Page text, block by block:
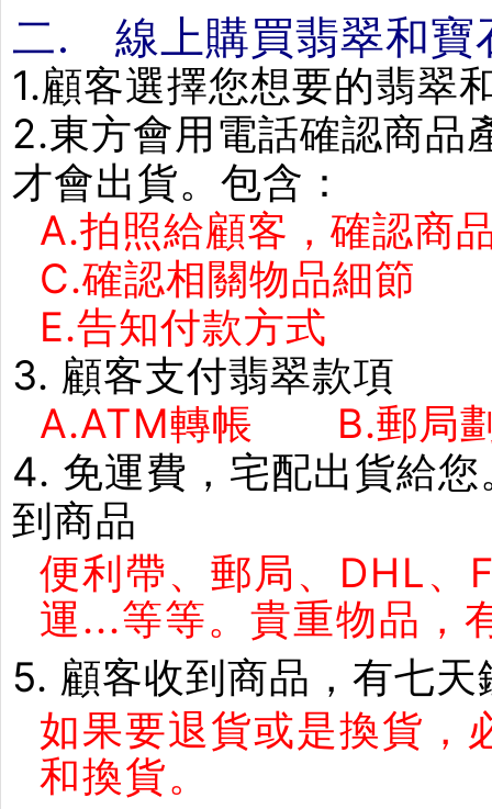
二. 線上購買翡翠和寶
1.顧客選擇您想要的翡翠
2.東方會用電話確認商品
才會出貨。包含：
A.拍照給顧客，確認商
C.確認相關物品細
E.告知付款方式 F.
3. 顧客支付翡翠款項
A.ATM轉帳 B.郵局劃
4. 免運費，宅配出貨給
到商品
便利帶、郵局、DHL、
運...等等。貴重物品，
5. 顧客收到商品，有七
如果要退貨或是換貨，
和換貨。